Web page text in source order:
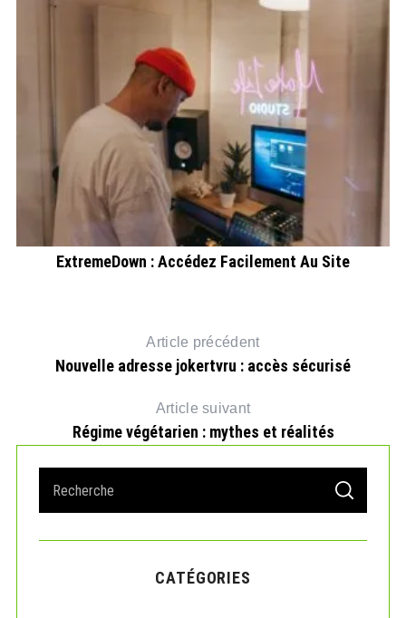
ExtremeDown : Accédez Facilement Au Site
Article précédent
Nouvelle adresse jokertvru : accès sécurisé
Article suivant
Régime végétarien : mythes et réalités
r
S
A
C
CATÉGORIES